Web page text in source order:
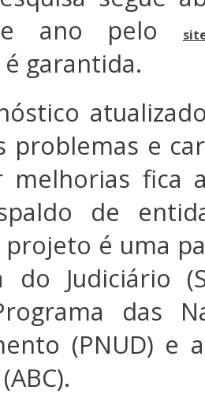
ano pelo
garantida.
problemas e
melhorias fica
de
projeto é uma
do Judiciário
das
(PNUD) e